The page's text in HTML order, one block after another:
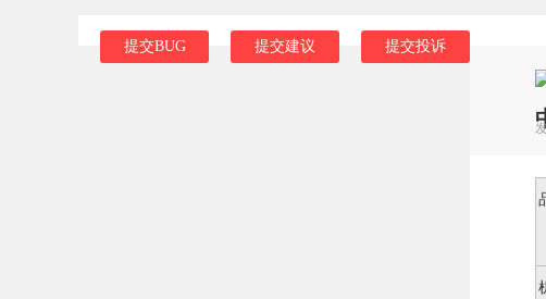
提交BUG 提交建议 提交投诉